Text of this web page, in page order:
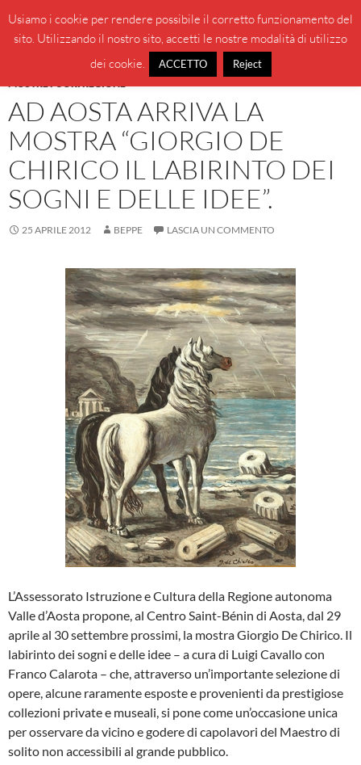
contenuto
BeppeBlog
MENU
MOSTRE FUORI REGIONE
AD AOSTA ARRIVA LA
MOSTRA “GIORGIO DE
CHIRICO IL LABIRINTO DEI
SOGNI E DELLE IDEE”.
25 APRILE 2012 BEPPE LASCIA UN COMMENTO
L’Assessorato Istruzione e Cultura della Regione autonoma
Valle d’Aosta propone, al Centro Saint-Bénin di Aosta, dal 29
aprile al 30 settembre prossimi, la mostra Giorgio De Chirico. Il
labirinto dei sogni e delle idee – a cura di Luigi Cavallo con
Franco Calarota – che, attraverso un’importante selezione di
opere, alcune raramente esposte e provenienti da prestigiose
collezioni private e museali, si pone come un’occasione unica
per osservare da vicino e godere di capolavori del Maestro di
solito non accessibili al grande pubblico.
Usiamo i cookie per rendere possibile il corretto funzionamento del
sito. Utilizzando il nostro sito, accetti le nostre modalità di utilizzo
dei cookie.
ACCETTO Reject